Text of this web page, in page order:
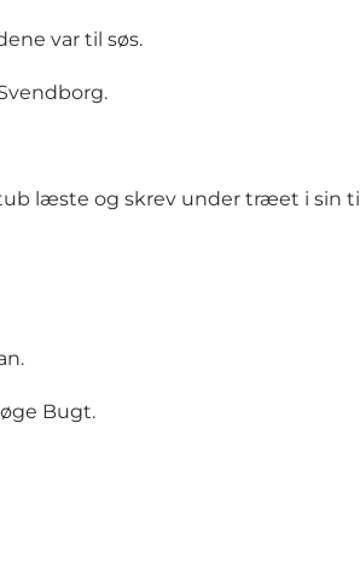
var til søs.
læste og skrev under træet i sin
Bugt.